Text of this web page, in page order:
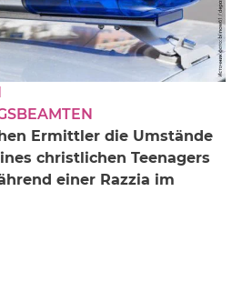
Ermittler die Umstände
christlichen Teenagers
einer Razzia im